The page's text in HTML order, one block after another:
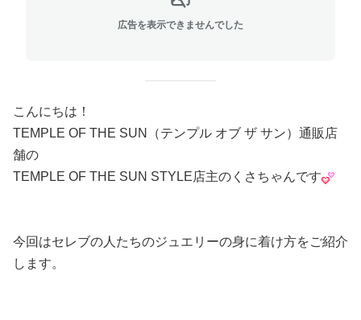
広告を表示できませんでした
こんにちは！
TEMPLE OF THE SUN（テンプル オブ ザ サン）通販店
舗の
TEMPLE OF THE SUN STYLE店主のくさちゃんです
今回はセレブの人たちのジュエリーの身に着け方をご紹介
します。